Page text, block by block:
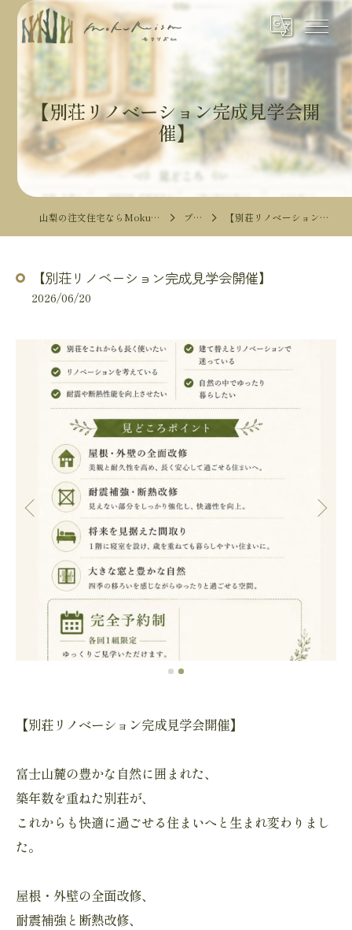
【別荘リノベーション完成見学会開
催】
山梨の注文住宅ならMokureismモクリズム ブログ 【別荘リノベーション完成見学会開催】
【別荘リノベーション完成見学会開催】
2026/06/20
【別荘リノベーション完成見学会開催】
富士山麓の豊かな自然に囲まれた、
築年数を重ねた別荘が、
これからも快適に過ごせる住まいへと生まれ変わりまし
た。
屋根・外壁の全面改修、
耐震補強と断熱改修、